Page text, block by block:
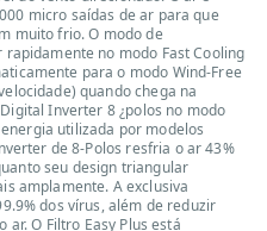
micro saídas de ar para que
muito frio. O modo de
no modo Fast Cooling
para o modo Wind-Free
quando chega na
Inverter 8 ¿polos no modo
utilizada por modelos
de 8-Polos resfria o ar 43%
seu design triangular
amplamente. A exclusiva
dos vírus, além de reduzir
O Filtro Easy Plus está